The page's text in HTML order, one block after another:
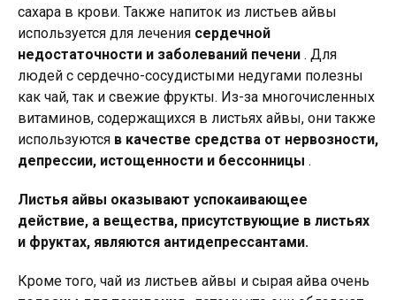
сахара в крови. Также напиток из листьев айвы
используется для лечения сердечной
недостаточности и заболеваний печени . Для
людей с сердечно-сосудистыми недугами полезны
как чай, так и свежие фрукты. Из-за многочисленных
витаминов, содержащихся в листьях айвы, они также
используются в качестве средства от нервозности,
депрессии, истощенности и бессонницы .
Листья айвы оказывают успокаивающее
действие, а вещества, присутствующие в листьях
и фруктах, являются антидепрессантами.
Кроме того, чай из листьев айвы и сырая айва очень